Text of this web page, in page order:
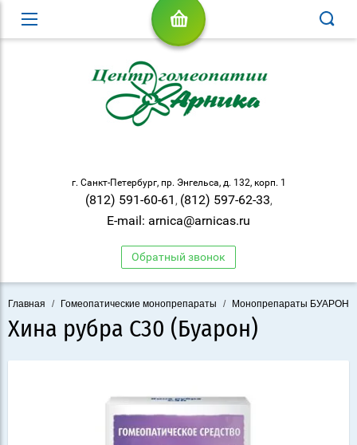
г. Санкт-Петербург, пр. Энгельса, д. 132, корп. 1
(812) 591-60-61 , (812) 597-62-33,
E-mail: arnica@arnicas.ru
Обратный звонок
Главная / Гомеопатические монопрепараты / Монопрепараты БУАРОН
Хина рубра С30 (Буарон)